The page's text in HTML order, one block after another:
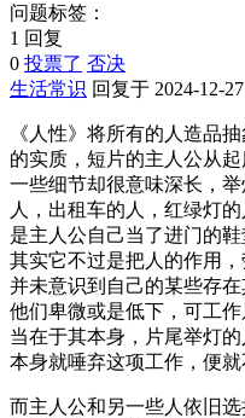
问题标签：
1 回复
0 投票了 否决
生活常识 回复于 2024-12-
《人性》将所有的人造品
的实质，短片的主人公从
一些细节却很意味深长，
人，出租车的人，红绿灯
是主人公自己当了进门的
其实它不过是把人的作用
并未意识到自己的某些存
他们卑微或是低下，可工
当在于其本身，片尾举灯
本身就唾弃这项工作，便就
而主人公和另一些人依旧